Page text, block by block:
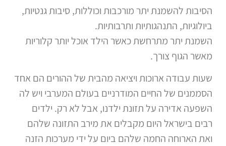
הסיבות להשמנת יתר מורכבות וכוללות, סיבות גנטיות,
ביולוגיות, התנהגותיות ותרבותיות.
השמנת יתר מתרחשת כאשר הילד אוכל יותר קלוריות
מאשר הגוף צורך.
שעות עבודה ארוכות ויציאה מהבית של ההורים הם אחד
הסממנים של החיים המודרניים בעולם המערבי ויש לה
השפעה אדירה על תזונת ילדנו, אבל לא רק. ילדים
רבים בישראל היום מקבלים את מירב התזונה שלהם
ואת הארוחה החמה שלהם ביום על ידי מערכות הזנה